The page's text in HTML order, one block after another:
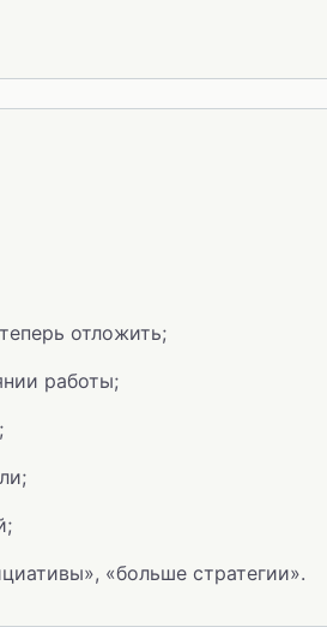
отложить;
работы;
«больше стратегии».